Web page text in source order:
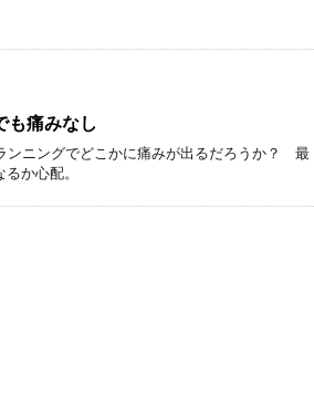
も痛みなし
ンニングでどこかに痛みが出るだろうか？ 最
か心配。